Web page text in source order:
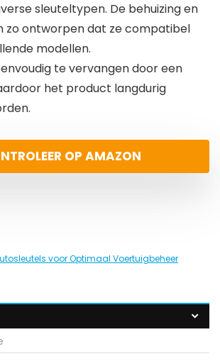
sleuteltypen. De behuizing en
zo ontworpen dat ze compatibel
modellen.
te vervangen door een
het product langdurig
OP AMAZON
voor Optimaal Voertuigbeheer